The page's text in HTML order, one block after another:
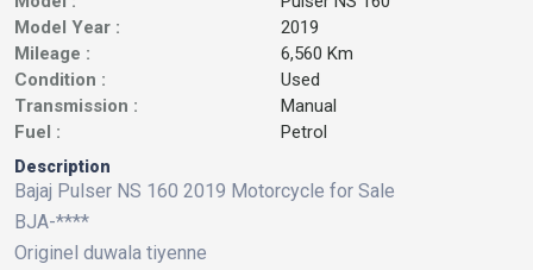
Model Year :
2019
Mileage :
6,560 Km
Condition :
Used
Transmission :
Manual
Fuel :
Petrol
Description
Bajaj Pulser NS 160 2019 Motorcycle for Sale
BJA-****
Originel duwala tiyenne